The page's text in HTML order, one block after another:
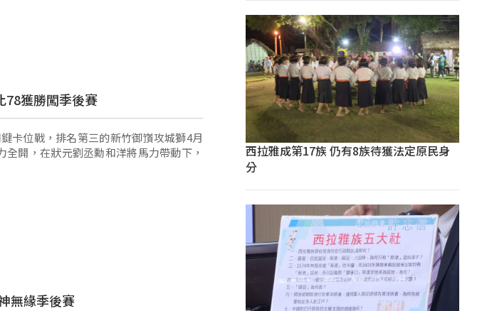
78獲勝闖季後賽
卡位戰，排名第三的新竹御嵿攻城獅4月
開，在狀元劉丞勳和洋將馬力帶動下，
無緣季後賽
西拉雅成第17族 仍有8族待獲法定原民身
分